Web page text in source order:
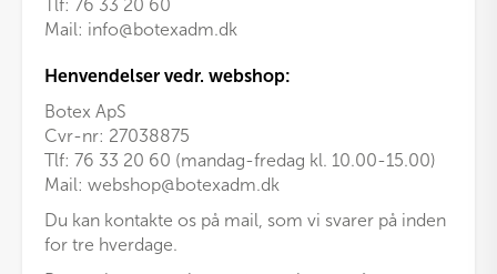
Tlf: 76 33 20 60
Mail: info@botexadm.dk
Henvendelser vedr. webshop:
Botex ApS
Cvr-nr: 27038875
Tlf: 76 33 20 60 (mandag-fredag kl. 10.00-15.00)
Mail: webshop@botexadm.dk
Du kan kontakte os på mail, som vi svarer på inden
for tre hverdage.